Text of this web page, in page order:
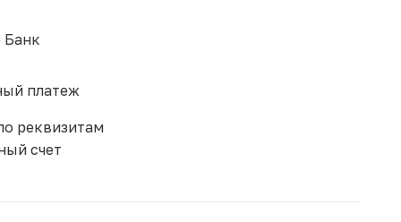
Банк
платеж
реквизитам
счет